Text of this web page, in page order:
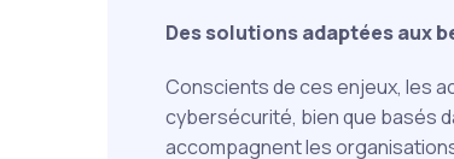
Des solutions adaptées aux
Conscients de ces enjeux, les
cybersécurité, bien que basés
accompagnent les